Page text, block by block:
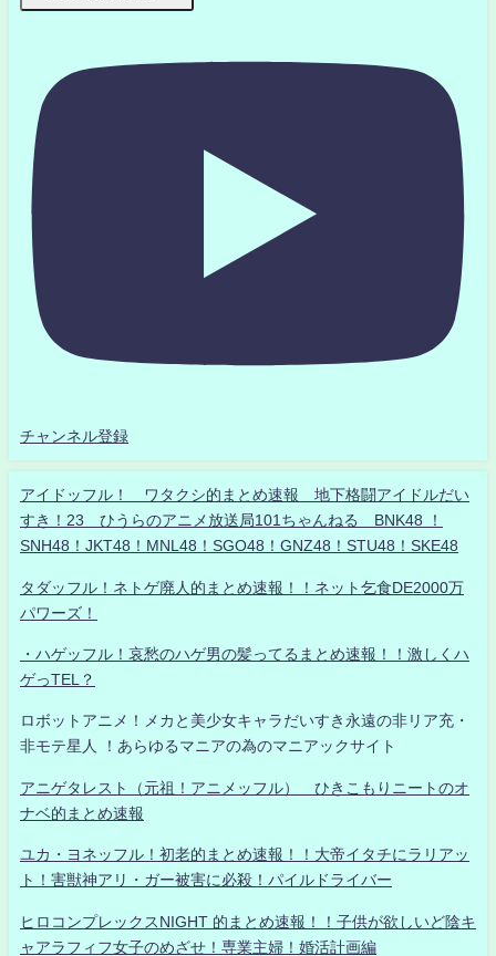
チャンネル登録
アイドッフル！ ワタクシ的まとめ速報 地下格闘アイドルだい
すき！23 ひうらのアニメ放送局101ちゃんねる BNK48 ！
SNH48！JKT48！MNL48！SGO48！GNZ48！STU48！SKE48
タダッフル！ネトゲ廃人的まとめ速報！！ネット乞食DE2000万
パワーズ！
・ハゲッフル！哀愁のハゲ男の髪ってるまとめ速報！！激しくハ
ゲっTEL？
ロボットアニメ！メカと美少女キャラだいすき永遠の非リア充・
非モテ星人 ！あらゆるマニアの為のマニアックサイト
アニゲタレスト（元祖！アニメッフル） ひきこもりニートのオ
ナベ的まとめ速報
ユカ・ヨネッフル！初老的まとめ速報！！大帝イタチにラリアッ
ト！害獣神アリ・ガー被害に必殺！パイルドライバー
ヒロコンプレックスNIGHT 的まとめ速報！！子供が欲しいど陰キ
ャアラフィフ女子のめざせ！専業主婦！婚活計画編